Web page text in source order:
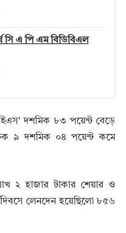
সি এ পি এম বিডিবিএল
দশমিক ৮৩ পয়েন্ট বেড়ে
৯ দশমিক ০৪ পয়েন্ট কমে
২ হাজার টাকার শেয়ার ও
লেনদেন হয়েছিলো ৮৫৬